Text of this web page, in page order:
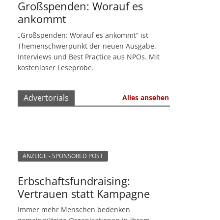
Großspenden: Worauf es
ankommt
„Großspenden: Worauf es ankommt“ ist
Themenschwerpunkt der neuen Ausgabe.
Interviews und Best Practice aus NPOs. Mit
kostenloser Leseprobe.
Advertorials Alles ansehen
ANZEIGE - SPONSORED POST
Erbschaftsfundraising:
Vertrauen statt Kampagne
Immer mehr Menschen bedenken